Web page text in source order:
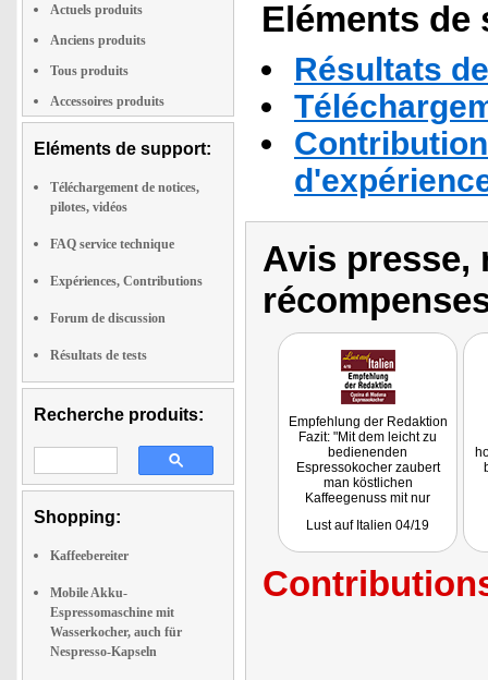
Actuels produits
Anciens produits
Tous produits
Accessoires produits
Eléments de support:
Téléchargement de notices,
pilotes, vidéos
FAQ service technique
Expériences, Contributions
Forum de discussion
Résultats de tests
Recherche produits:
Shopping:
Kaffeebereiter
Mobile Akku-
Espressomaschine mit
Wasserkocher, auch für
Nespresso-Kapseln
Eléments
Résultats
Avis presse,
Empfehlung der Redaktion
Fazit: "Mit dem leicht zu
bedienenden
Espressokocher zaubert
man köstlichen
Kaffeegenuss mit nur
Lust auf Italien 04/19